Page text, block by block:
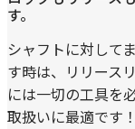
す。
シャフトに対して
す時は、リリース
には一切の工具を
取扱いに最適です！